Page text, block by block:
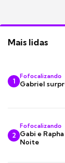
Mais lidas
1
Fofocalizando
Gabriel
2
Fofocalizando
Gabi e
Noite